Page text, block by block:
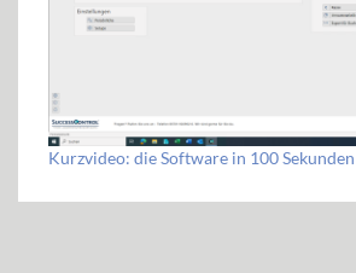
Kurzvideo: die Software in 100